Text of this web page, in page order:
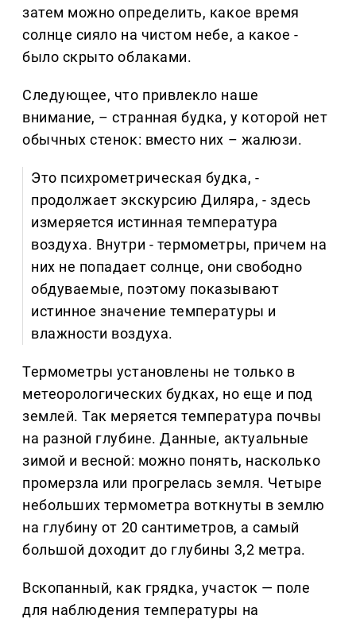
затем можно определить, какое время
солнце сияло на чистом небе, а какое -
было скрыто облаками.
Следующее, что привлекло наше
внимание, – странная будка, у которой нет
обычных стенок: вместо них – жалюзи.
Это психрометрическая будка, -
продолжает экскурсию Диляра, - здесь
измеряется истинная температура
воздуха. Внутри - термометры, причем на
них не попадает солнце, они свободно
обдуваемые, поэтому показывают
истинное значение температуры и
влажности воздуха.
Термометры установлены не только в
метеорологических будках, но еще и под
землей. Так меряется температура почвы
на разной глубине. Данные, актуальные
зимой и весной: можно понять, насколько
промерзла или прогрелась земля. Четыре
небольших термометра воткнуты в землю
на глубину от 20 сантиметров, а самый
большой доходит до глубины 3,2 метра.
Вскопанный, как грядка, участок — поле
для наблюдения температуры на